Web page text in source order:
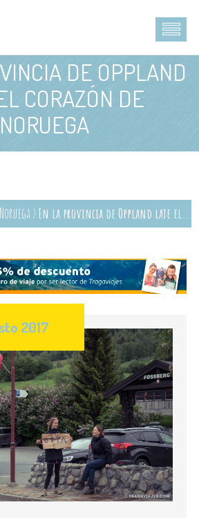
DE OPPLAND
CORAZÓN DE
NORUEGA
Noruega>En la provincia de Oppland late el corazón de Noruega
2017